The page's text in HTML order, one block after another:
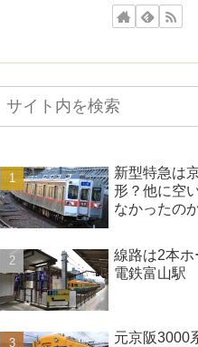
新型特急は
形？他に空
なかったの
線路は2本
電鉄富山駅
元京阪3000